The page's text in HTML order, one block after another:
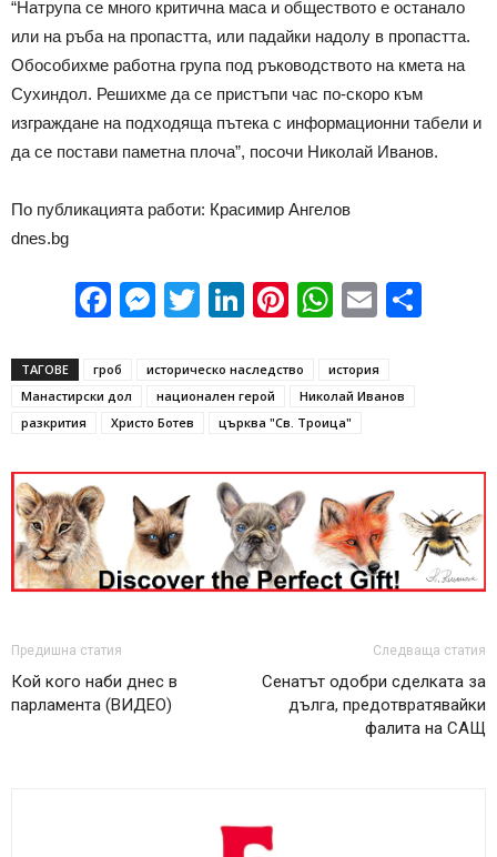
“Натрупа се много критична маса и обществото е останало
или на ръба на пропастта, или падайки надолу в пропастта.
Обособихме работна група под ръководството на кмета на
Сухиндол. Решихме да се пристъпи час по-скоро към
изграждане на подходяща пътека с информационни табели и
да се постави паметна плоча”, посочи Николай Иванов.
По публикацията работи: Красимир Ангелов
dnes.bg
Facebook
Messenger
Twitter
LinkedIn
Pinterest
WhatsApp
Email
ТАГОВЕ гроб историческо наследство
история
Манастирски дол
национален герой
Николай Иванов
разкрития
Христо Ботев църква "Св. Троица"
Предишна статия
Кой кого наби днес в
парламента (ВИДЕО)
Следваща статия
Сенатът одобри сделката за
дълга, предотвратявайки
фалита на САЩ